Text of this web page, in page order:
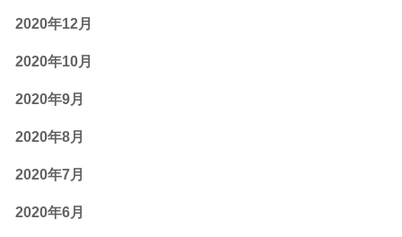
2020年12月
2020年10月
2020年9月
2020年8月
2020年7月
2020年6月